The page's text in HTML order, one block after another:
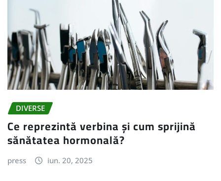
DIVERSE
Ce reprezintă verbina și cum sprijină
sănătatea hormonală?
press iun. 20, 2025